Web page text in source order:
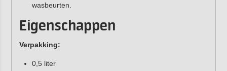
wasbeurten.
Eigenschappen
Verpakking:
0,5 liter